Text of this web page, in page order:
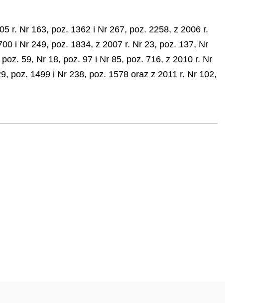
r. Nr 163, poz. 1362 i Nr 267, poz. 2258, z 2006 r.
i Nr 249, poz. 1834, z 2007 r. Nr 23, poz. 137, Nr
59, Nr 18, poz. 97 i Nr 85, poz. 716, z 2010 r. Nr
poz. 1499 i Nr 238, poz. 1578 oraz z 2011 r. Nr 102,